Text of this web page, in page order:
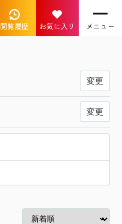
閲覧履歴 お気に入り メニュー
変更
変更